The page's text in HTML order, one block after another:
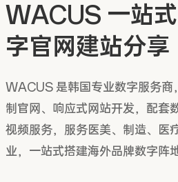
WACUS 一站
字官网建站分享
WACUS 是韩国专业数字服务商
制官网、响应式网站开发，配套
视频服务，服务医美、制造、医
业，一站式搭建海外品牌数字阵地